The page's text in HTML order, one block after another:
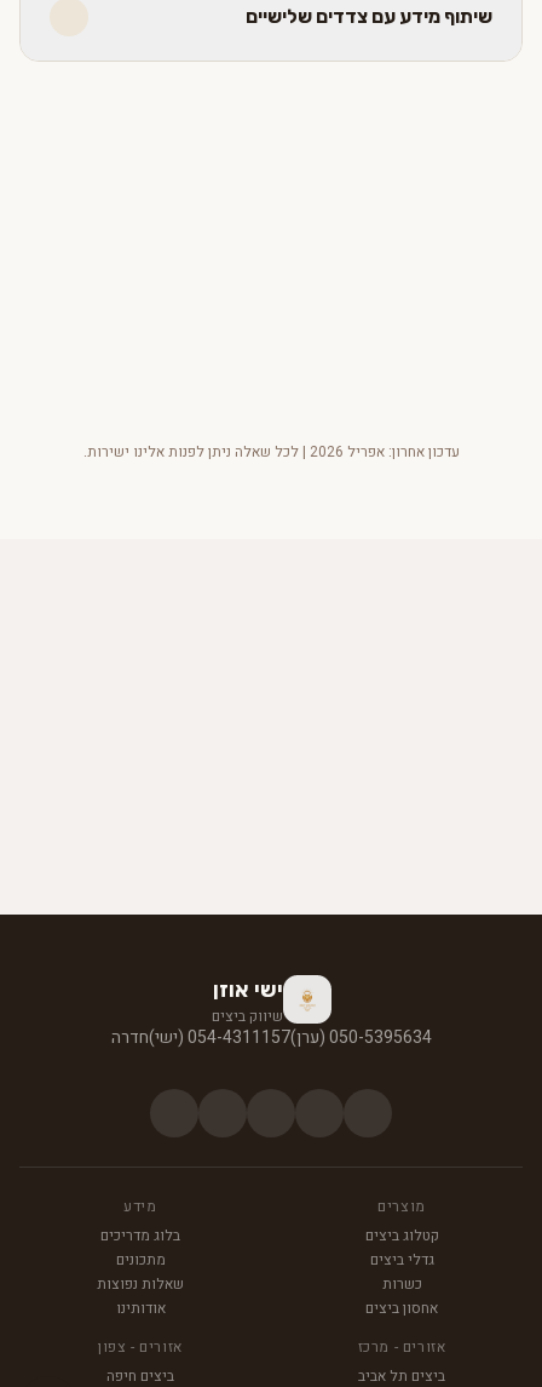
שיתוף מידע עם צדדים שלישיים
עדכון אחרון: אפריל 2026 | לכל שאלה ניתן לפנות אלינו ישירות.
ישי אוזן
שיווק ביצים
050-5395634 (ערן) 054-4311157 (ישי) חדרה
מוצרים
קטלוג ביצים
גדלי ביצים
כשרות
אחסון ביצים
מידע
בלוג מדריכים
מתכונים
שאלות נפוצות
אודותינו
אזורים - מרכז
ביצים תל אביב
אזורים - צפון
ביצים חיפה